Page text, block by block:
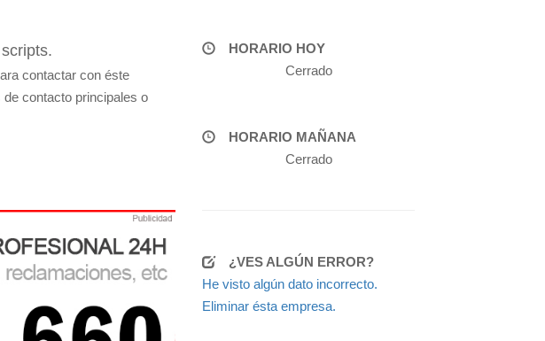
contactar con éste
contacto principales o
HORARIO HOY
Cerrado
HORARIO MAÑANA
Cerrado
¿VES ALGÚN ERROR?
He visto algún dato incorrecto.
Eliminar ésta empresa.